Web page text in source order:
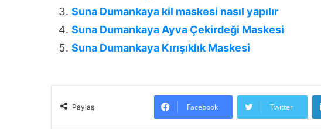
Suna Dumankaya kil maskesi nasıl yapılır
Suna Dumankaya Ayva Çekirdeği Maskesi
Suna Dumankaya Kırışıklık Maskesi
Paylaş Facebook Twitter